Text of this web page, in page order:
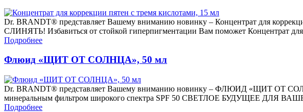
Dr. BRANDT® представляет Вашему вниманию новинку – Концентрат для
СЛИНЯТЬ! Избавиться от стойкой гиперпигментации Вам поможет Концентрат
Подробнее
Флюид «ЩИТ ОТ СОЛНЦА», 50 мл
Dr. BRANDT® представляет Вашему вниманию новинку – ФЛЮИД «ЩИТ ОТ
минеральным фильтром широкого спектра SPF 50 СВЕТЛОЕ БУДУЩЕЕ ДЛЯ
Подробнее